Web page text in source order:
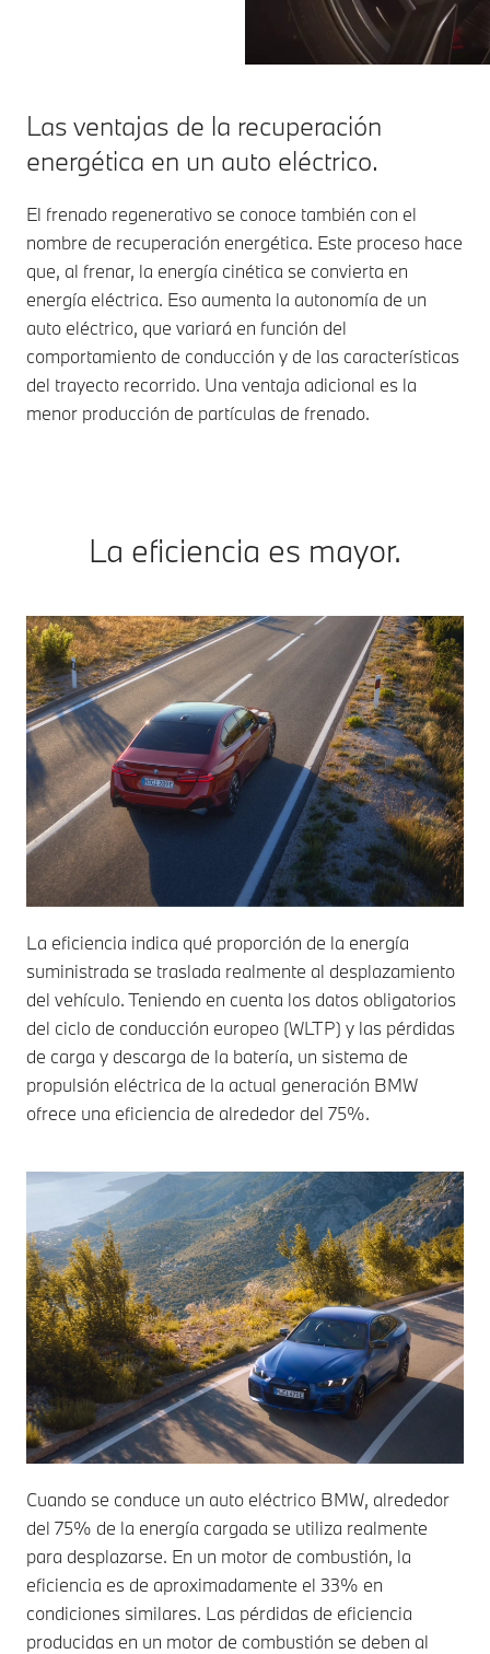
Las ventajas de la recuperación
energética en un auto eléctrico.
El frenado regenerativo se conoce también con el
nombre de recuperación energética. Este proceso hace
que, al frenar, la energía cinética se convierta en
energía eléctrica. Eso aumenta la autonomía de un
auto eléctrico, que variará en función del
comportamiento de conducción y de las características
del trayecto recorrido. Una ventaja adicional es la
menor producción de partículas de frenado.
La eficiencia es mayor.
La eficiencia indica qué proporción de la energía
suministrada se traslada realmente al desplazamiento
del vehículo. Teniendo en cuenta los datos obligatorios
del ciclo de conducción europeo (WLTP) y las pérdidas
de carga y descarga de la batería, un sistema de
propulsión eléctrica de la actual generación BMW
ofrece una eficiencia de alrededor del 75%.
Cuando se conduce un auto eléctrico BMW, alrededor
del 75% de la energía cargada se utiliza realmente
para desplazarse. En un motor de combustión, la
eficiencia es de aproximadamente el 33% en
condiciones similares. Las pérdidas de eficiencia
producidas en un motor de combustión se deben al